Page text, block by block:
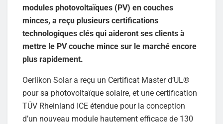
modules photovoltaïques (PV) en couches
minces, a reçu plusieurs certifications
technologiques clés qui aideront ses clients à
mettre le PV couche mince sur le marché encore
plus rapidement.
Oerlikon Solar a reçu un Certificat Master d’UL®
pour sa photovoltaïque solaire, et une certification
TÜV Rheinland ICE étendue pour la conception
d’un nouveau module hautement efficace de 130